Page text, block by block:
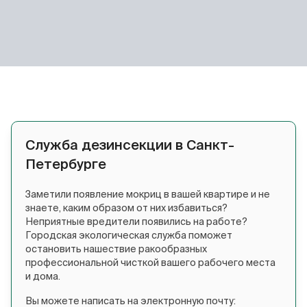
Служба дезинсекции в Санкт-
Петербурге
Заметили появление мокриц в вашей квартире и не
знаете, каким образом от них избавиться?
Неприятные вредители появились на работе?
Городская экологическая служба поможет
остановить нашествие ракообразных
профессиональной чисткой вашего рабочего места
и дома.
Вы можете написать на электронную почту: